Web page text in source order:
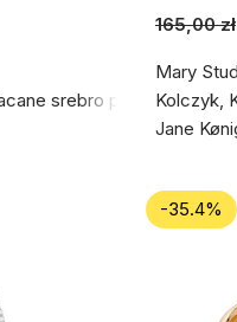
srebro próby 925
165,00 zł
Mary Stud
Kolczyk,
Jane
-35.4%